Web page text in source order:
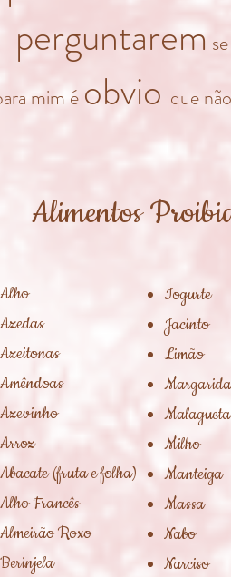
perguntarem
mim é obvio que
Alimentos
Alho
Azedas
Azeitonas
Amêndoas
Azevinho
Arroz
Abacate (fruta e folha)
Alho Francês
Almeirão Roxo
Berinjela
Iogurte
Jacinto
Limão
Margarida
Malagueta
Milho
Manteiga
Massa
Nabo
Narciso